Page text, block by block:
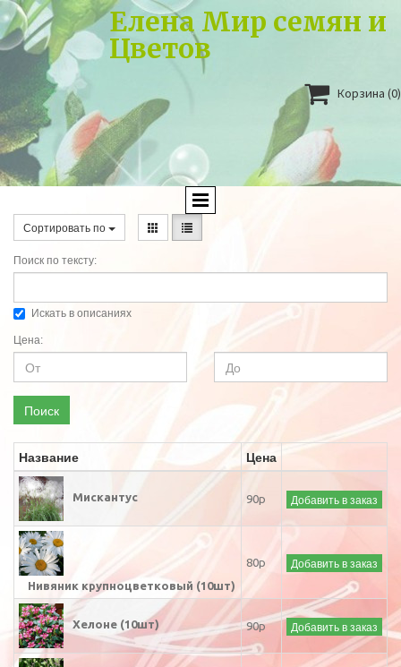
Елена Мир семян и
Цветов
 Корзина (0)
Сортировать по
Поиск по тексту:
Искать в описаниях
Цена:
Поиск
Название Цена
Мискантус 90р Добавить в заказ
Нивяник крупноцветковый (10шт)
80р Добавить в заказ
Хелоне (10шт) 90р Добавить в заказ